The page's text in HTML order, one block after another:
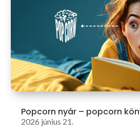
Popcorn nyár – popcorn
2026 június 21.